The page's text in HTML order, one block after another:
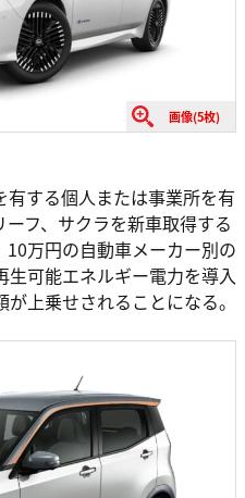
画像(5枚)
する個人または事業所を有
フ、サクラを新車取得する
万円の自動車メーカー別の
生可能エネルギー電力を導入
上乗せされることになる。